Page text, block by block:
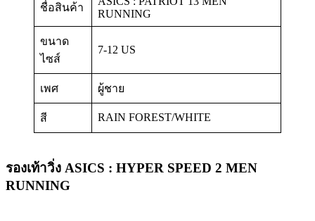
ชื่อสินค้า
RUNNING
ขนาด
ไซส์
7-12 US
เพศ ผู้ชาย
สี RAIN FOREST/WHITE
รองเท้าวิ่ง ASICS : HYPER SPEED 2 MEN
RUNNING